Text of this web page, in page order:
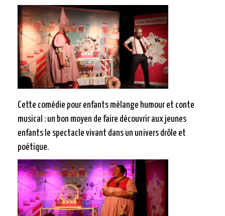
Cette comédie pour enfants mélange humour et conte
musical : un bon moyen de faire découvrir aux jeunes
enfants le spectacle vivant dans un univers drôle et
poétique.